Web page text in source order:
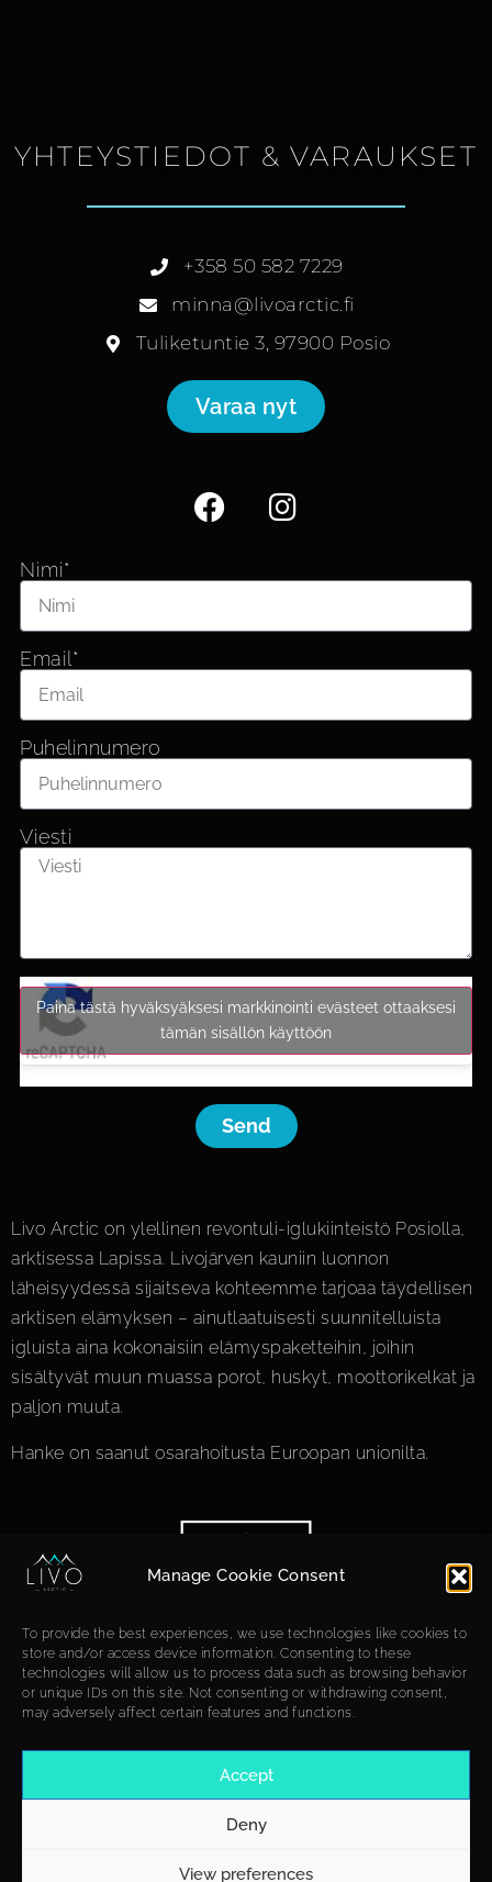
Manage Cookie Consent
To provide the best experiences, we use technologies like cookies to
store and/or access device information. Consenting to these
technologies will allow us to process data such as browsing behavior
or unique IDs on this site. Not consenting or withdrawing consent,
may adversely affect certain features and functions.
Accept
Deny
View preferences
YHTEYSTIEDOT & VARAUKSET
+358 50 582 7229
minna@livoarctic.fi
Tuliketuntie 3, 97900 Posio
Varaa nyt
Nimi*
Email*
Puhelinnumero
Viesti
Paina tästä hyväksyäksesi markkinointi evästeet ottaaksesi
tämän sisällön käyttöön
Send
Livo Arctic on ylellinen revontuli-iglukiinteistö Posiolla,
arktisessa Lapissa. Livojärven kauniin luonnon
läheisyydessä sijaitseva kohteemme tarjoaa täydellisen
arktisen elämyksen – ainutlaatuisesti suunnitelluista
igluista aina kokonaisiin elämys­paketteihin, joihin
sisältyvät muun muassa porot, huskyt, moottorikelkat ja
paljon muuta.
Hanke on saanut osarahoitusta Euroopan unionilta.